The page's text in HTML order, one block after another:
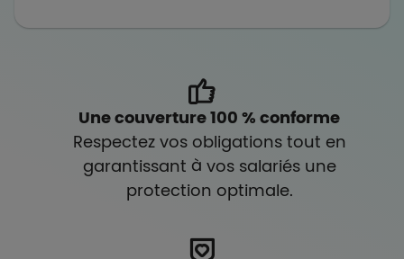
Une couverture 100 % conforme
Respectez vos obligations tout en
garantissant à vos salariés une
protection optimale.